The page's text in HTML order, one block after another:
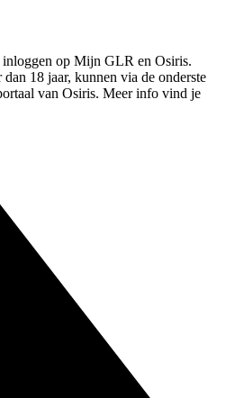
inloggen op Mijn GLR en Osiris.
18 jaar, kunnen via de onderste
van Osiris. Meer info vind je